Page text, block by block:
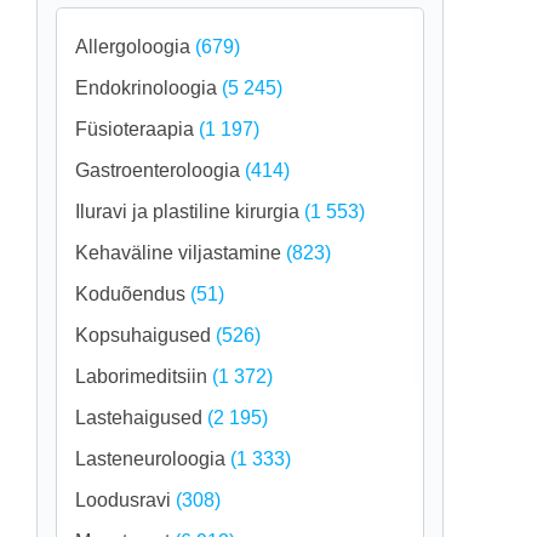
Allergoloogia (679)
Endokrinoloogia (5 245)
Füsioteraapia (1 197)
Gastroenteroloogia (414)
Iluravi ja plastiline kirurgia (1 553)
Kehaväline viljastamine (823)
Koduõendus (51)
Kopsuhaigused (526)
Laborimeditsiin (1 372)
Lastehaigused (2 195)
Lasteneuroloogia (1 333)
Loodusravi (308)